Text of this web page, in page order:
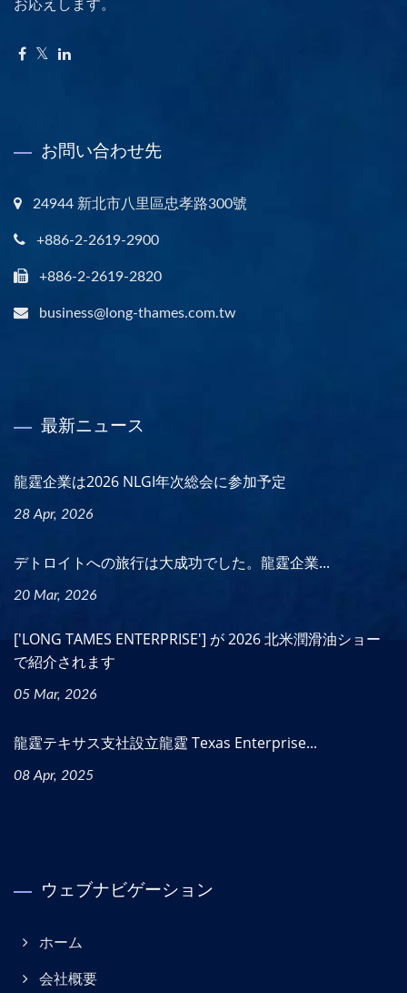
お応えします。
お問い合わせ先
24944 新北市八里區忠孝路300號
+886-2-2619-2900
+886-2-2619-2820
business@long-thames.com.tw
最新ニュース
龍霆企業は2026 NLGI年次総会に参加予定
28 Apr, 2026
デトロイトへの旅行は大成功でした。龍霆企業...
20 Mar, 2026
['LONG TAMES ENTERPRISE'] が 2026 北米潤滑油ショー
で紹介されます
05 Mar, 2026
龍霆テキサス支社設立龍霆 Texas Enterprise...
08 Apr, 2025
ウェブナビゲーション
ホーム
会社概要